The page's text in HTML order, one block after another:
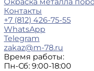
Контакты
+7 (812) 426-75-55
WhatsApp
Telegram
zakaz@m-78.ru
Время работы:
Пн-Сб: 9:00-18:00